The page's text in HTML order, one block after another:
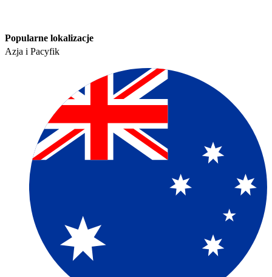
Popularne lokalizacje​​
Azja i Pacyfik​​